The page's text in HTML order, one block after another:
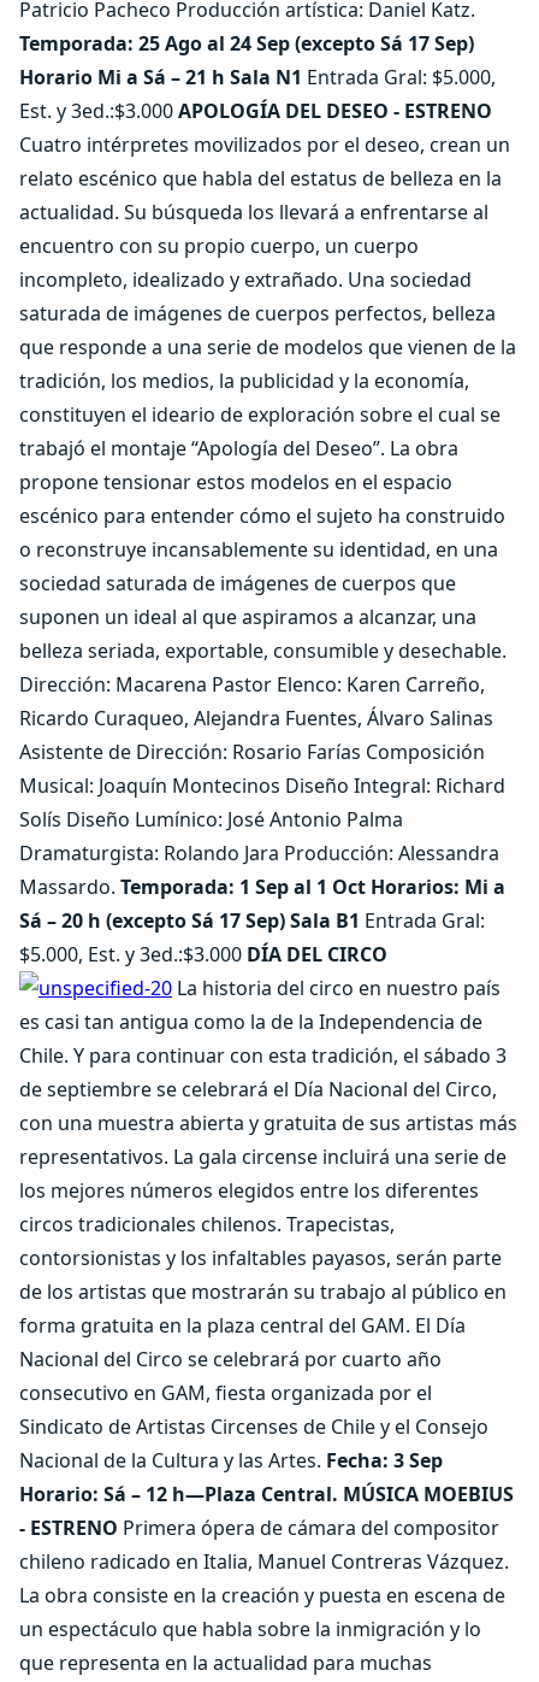
Patricio Pacheco Producción artística: Daniel Katz.
Temporada: 25 Ago al 24 Sep (excepto Sá 17 Sep)
Horario Mi a Sá – 21 h Sala N1 Entrada Gral: $5.000,
Est. y 3ed.:$3.000APOLOGÍA DEL DESEO - ESTRENO
Cuatro intérpretes movilizados por el deseo, crean un
relato escénico que habla del estatus de belleza en la
actualidad. Su búsqueda los llevará a enfrentarse al
encuentro con su propio cuerpo, un cuerpo
incompleto, idealizado y extrañado. Una sociedad
saturada de imágenes de cuerpos perfectos, belleza
que responde a una serie de modelos que vienen de la
tradición, los medios, la publicidad y la economía,
constituyen el ideario de exploración sobre el cual se
trabajó el montaje “Apología del Deseo”. La obra
propone tensionar estos modelos en el espacio
escénico para entender cómo el sujeto ha construido
o reconstruye incansablemente su identidad, en una
sociedad saturada de imágenes de cuerpos que
suponen un ideal al que aspiramos a alcanzar, una
belleza seriada, exportable, consumible y desechable.
Dirección: Macarena Pastor Elenco: Karen Carreño,
Ricardo Curaqueo, Alejandra Fuentes, Álvaro Salinas
Asistente de Dirección: Rosario Farías Composición
Musical: Joaquín Montecinos Diseño Integral: Richard
Solís Diseño Lumínico: José Antonio Palma
Dramaturgista: Rolando Jara Producción: Alessandra
Massardo. Temporada: 1 Sep al 1 Oct Horarios: Mi a
Sá – 20 h (excepto Sá 17 Sep) Sala B1 Entrada Gral:
$5.000, Est. y 3ed.:$3.000 DÍA DEL CIRCO
La historia del circo en nuestro país
es casi tan antigua como la de la Independencia de
Chile. Y para continuar con esta tradición, el sábado 3
de septiembre se celebrará el Día Nacional del Circo,
con una muestra abierta y gratuita de sus artistas más
representativos. La gala circense incluirá una serie de
los mejores números elegidos entre los diferentes
circos tradicionales chilenos. Trapecistas,
contorsionistas y los infaltables payasos, serán parte
de los artistas que mostrarán su trabajo al público en
forma gratuita en la plaza central del GAM. El Día
Nacional del Circo se celebrará por cuarto año
consecutivo en GAM, fiesta organizada por el
Sindicato de Artistas Circenses de Chile y el Consejo
Nacional de la Cultura y las Artes. Fecha: 3 Sep
Horario: Sá – 12 h—Plaza Central. MÚSICA MOEBIUS
- ESTRENO Primera ópera de cámara del compositor
chileno radicado en Italia, Manuel Contreras Vázquez.
La obra consiste en la creación y puesta en escena de
un espectáculo que habla sobre la inmigración y lo
que representa en la actualidad para muchas